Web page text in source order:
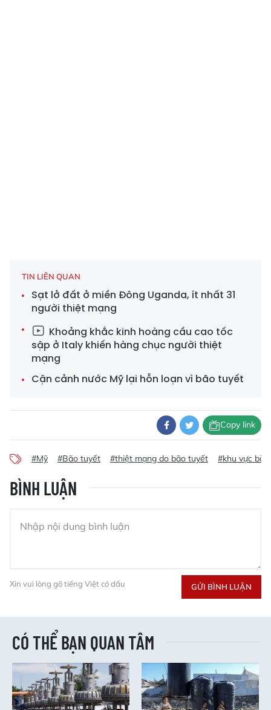
TIN LIÊN QUAN
Sạt lở đất ở miền Đông Uganda, ít nhất 31
người thiệt mạng
Khoảng khắc kinh hoàng cầu cao tốc
sập ở Italy khiến hàng chục người thiệt
mạng
Cận cảnh nước Mỹ lại hỗn loạn vì bão tuyết
Copy link
#Mỹ #Bão tuyết #thiệt mạng do bão tuyết #khu vực bờ
BÌNH LUẬN
Xin vui lòng gõ tiếng Việt có dấu GỬI BÌNH LUẬN
CÓ THỂ BẠN QUAN TÂM